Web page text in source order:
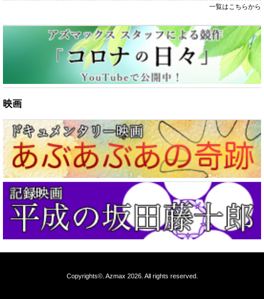
一覧はこちらから
映画
Copyrights©. Azmax 2026. All rights reserved.